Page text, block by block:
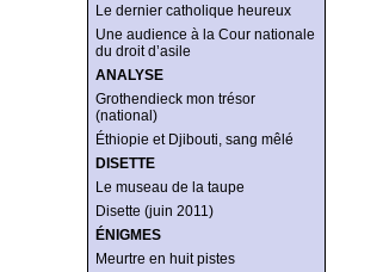
Le dernier catholique heureux
Une audience à la Cour nationale
du droit d’asile
ANALYSE
Grothendieck mon trésor
(national)
Éthiopie et Djibouti, sang mêlé
DISETTE
Le museau de la taupe
Disette (juin 2011)
ÉNIGMES
Meurtre en huit pistes